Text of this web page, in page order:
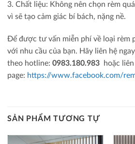
3. Chất liệu: Không nên chọn rèm
vì sẽ tạo cảm giác bí bách, nặng nề.
Để được tư vấn miễn phí về loại rèm
với nhu cầu của bạn. Hãy liên hệ
theo hotline: 0983.180.983 hoặc
page: https://www.facebook.com/
SẢN PHẨM TƯƠNG TỰ